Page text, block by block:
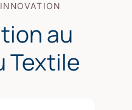
au
Textile